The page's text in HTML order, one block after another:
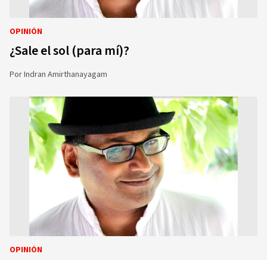
OPINIÓN
¿Sale el sol (para mí)?
PorIndran Amirthanayagam
OPINIÓN